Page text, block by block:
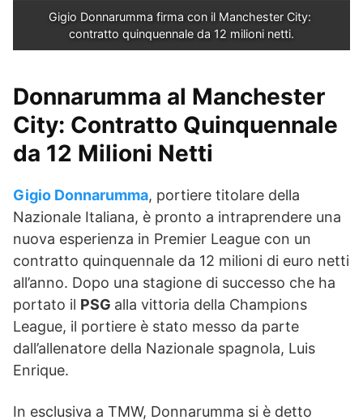
Gigio Donnarumma firma con il Manchester City:
contratto quinquennale da 12 milioni netti.
Donnarumma al Manchester
City: Contratto Quinquennale
da 12 Milioni Netti
Gigio Donnarumma, portiere titolare della
Nazionale Italiana, è pronto a intraprendere una
nuova esperienza in Premier League con un
contratto quinquennale da 12 milioni di euro netti
all’anno. Dopo una stagione di successo che ha
portato il PSG alla vittoria della Champions
League, il portiere è stato messo da parte
dall’allenatore della Nazionale spagnola, Luis
Enrique.
In esclusiva a TMW, Donnarumma si è detto